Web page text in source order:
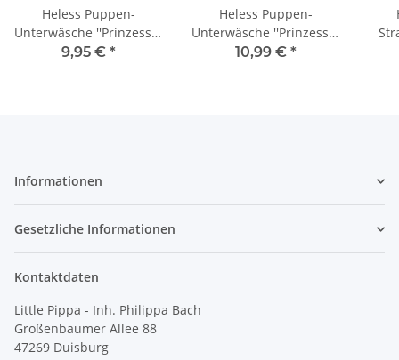
Heless Puppen-
Unterwäsche ''Prinzessin
Emily'', Gr. 28-35 cm
9,95 € *
Heless Puppen-
Unterwäsche ''Prinzessin
Emily'', Gr. 35-45 cm
10,99 € *
Informationen
Gesetzliche Informationen
Kontaktdaten
Little Pippa - Inh. Philippa Bach
Großenbaumer Allee 88
47269 Duisburg